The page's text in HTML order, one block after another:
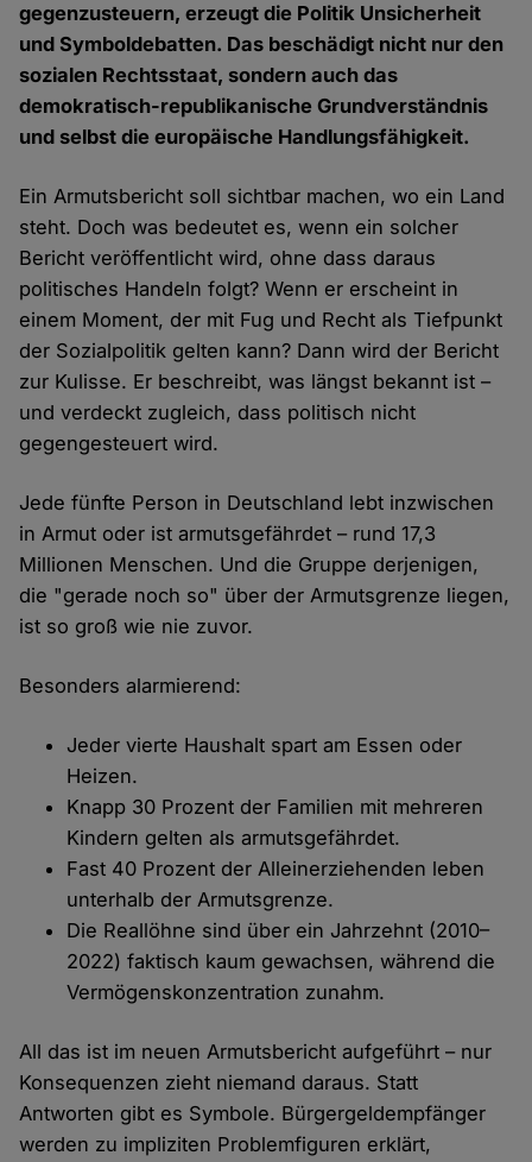
gegenzusteuern, erzeugt die Politik Unsicherheit
und Symboldebatten. Das beschädigt nicht nur den
sozialen Rechtsstaat, sondern auch das
demokratisch-republikanische Grundverständnis
und selbst die europäische Handlungsfähigkeit.
Ein Armutsbericht soll sichtbar machen, wo ein Land
steht. Doch was bedeutet es, wenn ein solcher
Bericht veröffentlicht wird, ohne dass daraus
politisches Handeln folgt? Wenn er erscheint in
einem Moment, der mit Fug und Recht als Tiefpunkt
der Sozialpolitik gelten kann? Dann wird der Bericht
zur Kulisse. Er beschreibt, was längst bekannt ist –
und verdeckt zugleich, dass politisch nicht
gegengesteuert wird.
Jede fünfte Person in Deutschland lebt inzwischen
in Armut oder ist armutsgefährdet – rund 17,3
Millionen Menschen. Und die Gruppe derjenigen,
die "gerade noch so" über der Armutsgrenze liegen,
ist so groß wie nie zuvor.
Besonders alarmierend:
Jeder vierte Haushalt spart am Essen oder
Heizen.
Knapp 30 Prozent der Familien mit mehreren
Kindern gelten als armutsgefährdet.
Fast 40 Prozent der Alleinerziehenden leben
unterhalb der Armutsgrenze.
Die Reallöhne sind über ein Jahrzehnt (2010–
2022) faktisch kaum gewachsen, während die
Vermögenskonzentration zunahm.
All das ist im neuen Armutsbericht aufgeführt – nur
Konsequenzen zieht niemand daraus. Statt
Antworten gibt es Symbole. Bürgergeldempfänger
werden zu impliziten Problemfiguren erklärt,